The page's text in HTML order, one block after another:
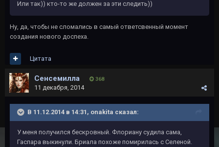
Или так)) кто-то же должен за эти следить))
Ну, да, чтобы не сломались в самый ответсвенный момент
создания нового доспеха.
Цитата
Сенсемилла 368
11 декабря, 2014
В 11.12.2014 в 14:31, onakita сказал:
У меня получился бескровный. Флориану судила сама,
Гаспара выкинули. Бриала похоже помирилась с Селеной.